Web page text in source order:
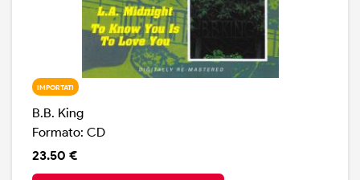
IMPORTATI
B.B. King
Formato: CD
23.50 €